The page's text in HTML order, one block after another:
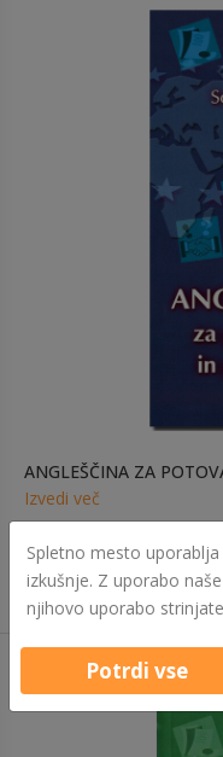
ANGLEŠČINA ZA
Izvedi več
Spletno mesto
izkušnje. Z uporabo
njihovo uporabo
Potrdi vse